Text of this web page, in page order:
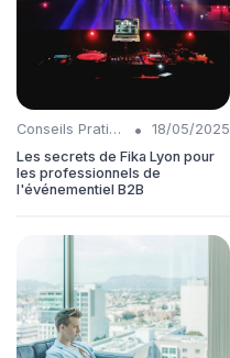
Conseils Pratiques •
18/05/2025
Les secrets de Fika Lyon pour
les professionnels de
l'événementiel B2B